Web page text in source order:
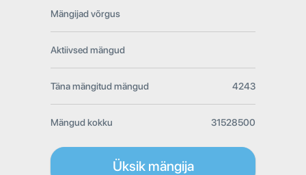
Mängijad võrgus
Aktiivsed mängud
Täna mängitud mängud 4243
Mängud kokku 31528500
Üksik mängija